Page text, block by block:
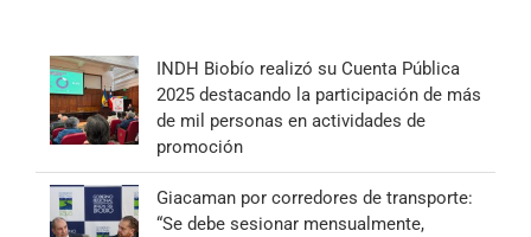
INDH Biobío realizó su Cuenta Pública
2025 destacando la participación de más
de mil personas en actividades de
promoción
Giacaman por corredores de transporte:
“Se debe sesionar mensualmente,